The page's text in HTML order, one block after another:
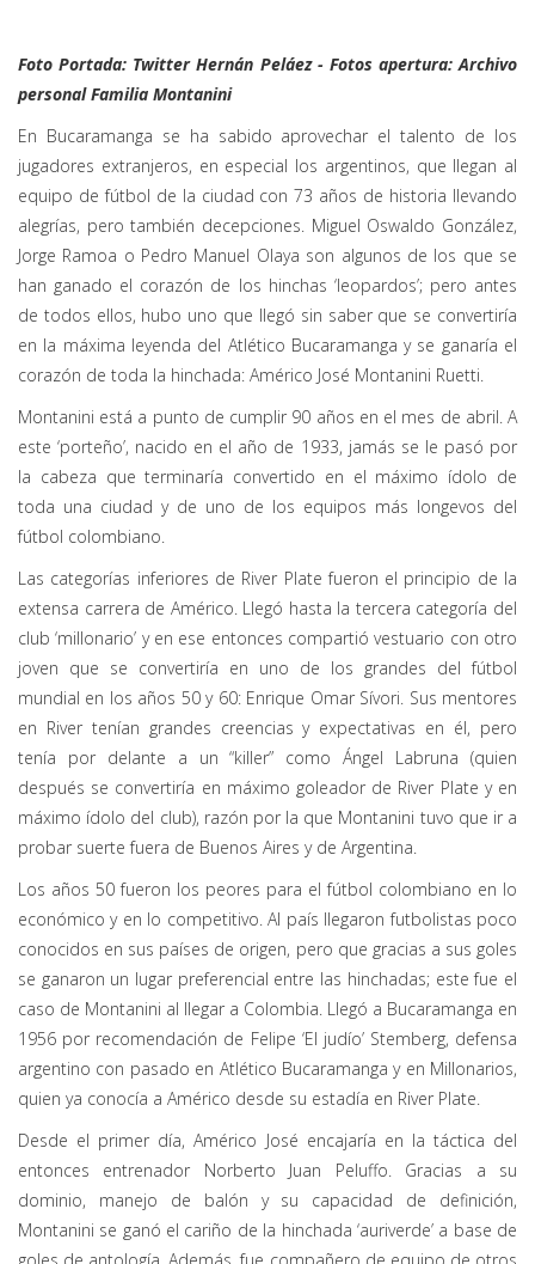
Foto Portada: Twitter Hernán Peláez - Fotos apertura:Archivo
personal Familia Montanini
En Bucaramanga se ha sabido aprovechar el talento de los
jugadores extranjeros, en especial los argentinos, que llegan al
equipo de fútbol de la ciudad con 73 años de historia llevando
alegrías, pero también decepciones. Miguel Oswaldo González,
Jorge Ramoa o Pedro Manuel Olaya son algunos de los que se
han ganado el corazón de los hinchas ‘leopardos’; pero antes
de todos ellos, hubo uno que llegó sin saber que se convertiría
en la máxima leyenda del Atlético Bucaramanga y se ganaría el
corazón de toda la hinchada: Américo José Montanini Ruetti.
Montanini está a punto de cumplir 90 años en el mes de abril. A
este ‘porteño’, nacido en el año de 1933, jamás se le pasó por
la cabeza que terminaría convertido en el máximo ídolo de
toda una ciudad y de uno de los equipos más longevos del
fútbol colombiano.
Las categorías inferiores de River Plate fueron el principio de la
extensa carrera de Américo. Llegó hasta la tercera categoría del
club ‘millonario’ y en ese entonces compartió vestuario con otro
joven que se convertiría en uno de los grandes del fútbol
mundial en los años 50 y 60: Enrique Omar Sívori. Sus mentores
en River tenían grandes creencias y expectativas en él, pero
tenía por delante a un “killer” como Ángel Labruna (quien
después se convertiría en máximo goleador de River Plate y en
máximo ídolo del club), razón por la que Montanini tuvo que ir a
probar suerte fuera de Buenos Aires y de Argentina.
Los años 50 fueron los peores para el fútbol colombiano en lo
económico y en lo competitivo. Al país llegaron futbolistas poco
conocidos en sus países de origen, pero que gracias a sus goles
se ganaron un lugar preferencial entre las hinchadas; este fue el
caso de Montanini al llegar a Colombia. Llegó a Bucaramanga en
1956 por recomendación de Felipe ‘El judío’ Stemberg, defensa
argentino con pasado en Atlético Bucaramanga y en Millonarios,
quien ya conocía a Américo desde su estadía en River Plate.
Desde el primer día, Américo José encajaría en la táctica del
entonces entrenador Norberto Juan Peluffo. Gracias a su
dominio, manejo de balón y su capacidad de definición,
Montanini se ganó el cariño de la hinchada ‘auriverde’ a base de